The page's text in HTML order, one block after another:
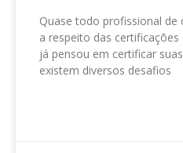
Quase todo profissional de
a respeito das
já pensou em certificar
existem diversos desafios